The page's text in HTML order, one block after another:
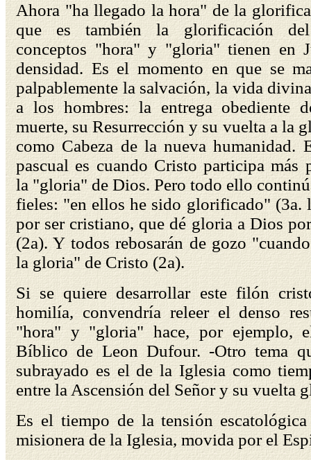
Ahora "ha llegado la hora" de la
que es también la glorificación
conceptos "hora" y "gloria" tienen en
densidad. Es el momento en que se
palpablemente la salvación, la vida
a los hombres: la entrega obediente
muerte, su Resurrección y su vuelta a la
como Cabeza de la nueva humanidad.
pascual es cuando Cristo participa más
la "gloria" de Dios. Pero todo ello
fieles: "en ellos he sido glorificado" (3a.
por ser cristiano, que dé gloria a Dios
(2a). Y todos rebosarán de gozo
la gloria" de Cristo (2a).
Si se quiere desarrollar este filón
homilía, convendría releer el denso
"hora" y "gloria" hace, por ejemplo,
Bíblico de Leon Dufour. -Otro tema
subrayado es el de la Iglesia como
entre la Ascensión del Señor y su vuelta
Es el tiempo de la tensión
misionera de la Iglesia, movida por el